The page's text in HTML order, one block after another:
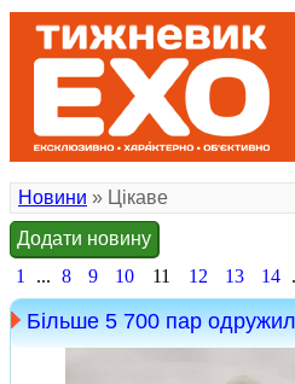
Новини » Цікаве
Додати новину
1
... 8 9 10 11 12 13 14
Більше 5 700 пар